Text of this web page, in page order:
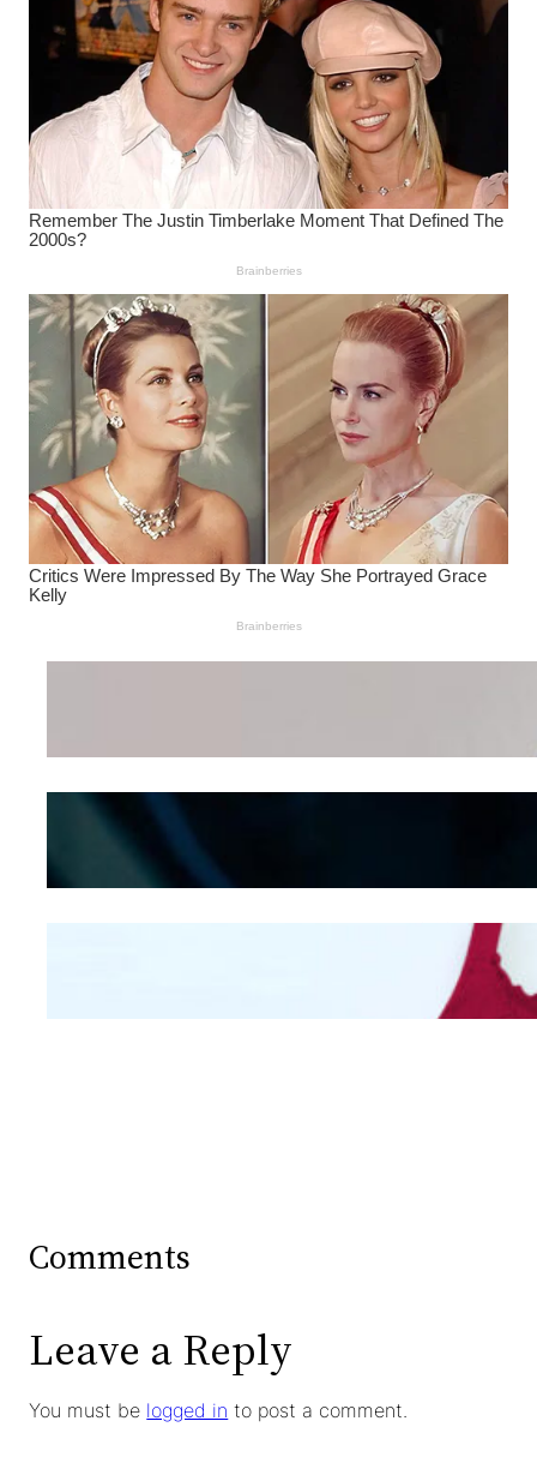
Wanita Pamer Pakaian
Kepribadian
Mengintip Kepribadian
Wanita Dari Warna Bra
Comments
Leave a Reply
You must be logged in to post a comment.